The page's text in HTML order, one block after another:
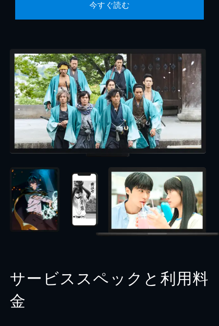
今すぐ読む
サービススペックと利用料
金